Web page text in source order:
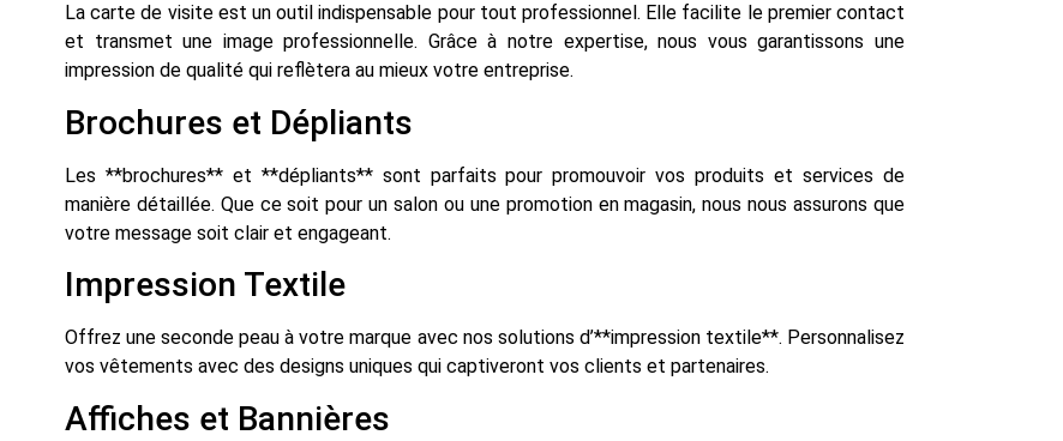
La carte de visite est un outil indispensable pour tout professionnel. Elle facilite le premier contact
et transmet une image professionnelle. Grâce à notre expertise, nous vous garantissons une
impression de qualité qui reflètera au mieux votre entreprise.
Brochures et Dépliants
Les **brochures** et **dépliants** sont parfaits pour promouvoir vos produits et services de
manière détaillée. Que ce soit pour un salon ou une promotion en magasin, nous nous assurons que
votre message soit clair et engageant.
Impression Textile
Offrez une seconde peau à votre marque avec nos solutions d’**impression textile**. Personnalisez
vos vêtements avec des designs uniques qui captiveront vos clients et partenaires.
Affiches et Bannières